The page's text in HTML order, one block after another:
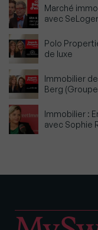
Marché
avec
Polo
de luxe
Immobilier
Berg
Immobilier :
avec Sophie